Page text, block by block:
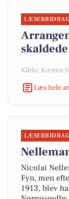
LÆSERBIDRAG
Kilde: Kirsten
Læs hele
LÆSERBIDRAG
Nicolai
Fyn, men
1913, blev